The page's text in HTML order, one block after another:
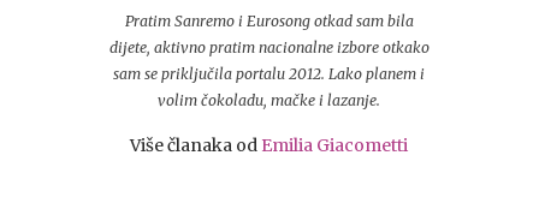
Pratim Sanremo i Eurosong otkad sam bila
dijete, aktivno pratim nacionalne izbore otkako
sam se priključila portalu 2012. Lako planem i
volim čokoladu, mačke i lazanje.
Više članaka od Emilia Giacometti